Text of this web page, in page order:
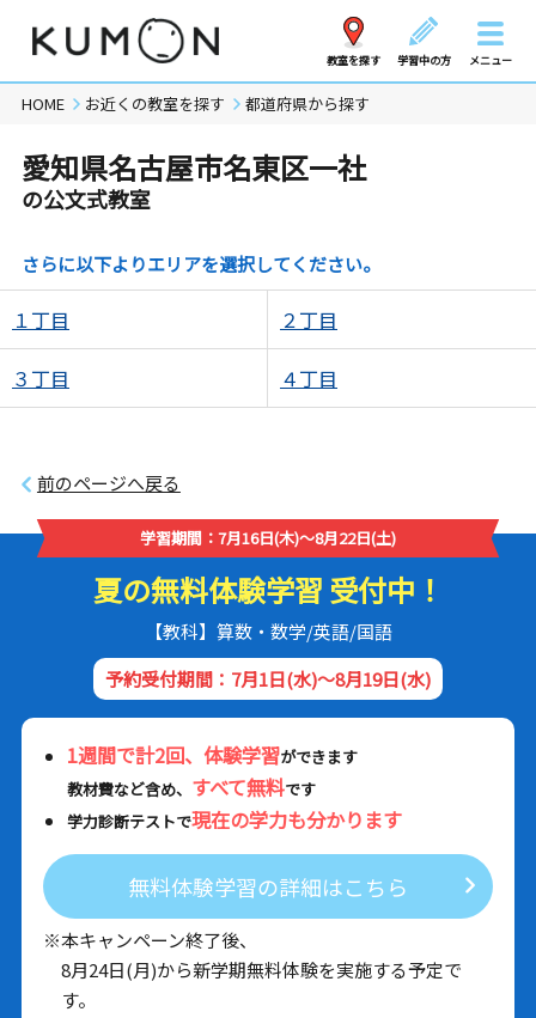
教室を探す 学習中の方 メニュー
HOME お近くの教室を探す 都道府県から探す
愛知県名古屋市名東区一社
の公文式教室
さらに以下よりエリアを選択してください。
１丁目 ２丁目
３丁目 ４丁目
前のページへ戻る
学習期間：7月16日(木)～8月22日(土)
夏の無料体験学習 受付中！
【教科】算数・数学/英語/国語
予約受付期間：7月1日(水)～8月19日(水)
1週間で計2回、体験学習ができます
教材費など含め、 すべて無料です
学力診断テストで現在の学力も分かります
無料体験学習の詳細はこちら
※本キャンペーン終了後、
8月24日(月)から新学期無料体験を実施する予定で
す。